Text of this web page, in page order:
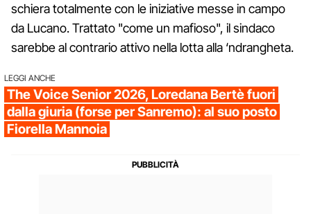
schiera totalmente con le iniziative messe in campo
da Lucano. Trattato "come un mafioso", il sindaco
sarebbe al contrario attivo nella lotta alla ‘ndrangheta.
LEGGI ANCHE
The Voice Senior 2026, Loredana Bertè fuori
dalla giuria (forse per Sanremo): al suo posto
Fiorella Mannoia